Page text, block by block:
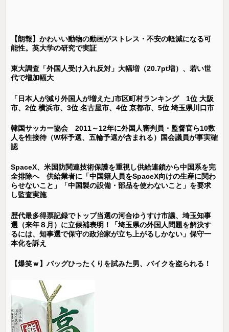
【朗報】かわいい動物の動画がストレス・不安の軽減になる可
能性。英大学の研究で実証
東大調査「外国人受け入れ反対」大幅増（20.7pt増）、若い世
代で増加幅大
「日本人が減り外国人が増えた｣市区町村ランキング 1位 大阪
市、2位 横浜市、3位 名古屋市、4位 京都市、5位 埼玉県川口市
韓国サッカー協会 2011～12年に外国人審判員・監督官ら10数
人を性接待（W杯予選、五輪予選が含まれる）国会議員が事実確
認
SpaceX、米国防関連技術保護を重視し供給連鎖から中国系を完
全排除へ 供給業者に「中国籍人員をSpaceX向けの生産に関わ
らせないこと」「中国製の設備・部品を使わないこと」を要求
し監査実施
歴代最多得票記録でトップ当選の河合ゆうすけ市議、埼玉知事
選（来年８月）に立候補表明！「埼玉県の外国人問題を解決す
るには、知事選で保守の政治家が立ち上がるしかない」保守一
本化を訴え
【爆笑ｗ】バッグひったくりを試みた男、バイクを盗られる！